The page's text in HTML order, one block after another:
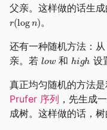
父亲。这样做的话生
。
还有一种随机方法：从
亲。若
和
设
真正均匀随机的方法是
Prufer 序列 ，先生成
成树。这样做的话，